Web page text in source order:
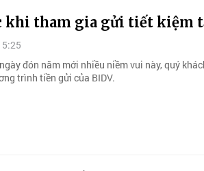
khi tham gia gửi tiết kiệm
đón năm mới nhiều niềm vui này, quý
trình tiền gửi của BIDV.